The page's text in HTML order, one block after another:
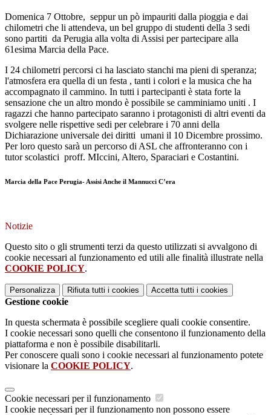
Domenica 7 Ottobre, seppur un pò impauriti dalla pioggia e dai
chilometri che li attendeva, un bel gruppo di studenti della 3 sedi
sono partiti da Perugia alla volta di Assisi per partecipare alla
61esima Marcia della Pace.
I 24 chilometri percorsi ci ha lasciato stanchi ma pieni di speranza;
l'atmosfera era quella di un festa , tanti i colori e la musica che ha
accompagnato il cammino. In tutti i partecipanti è stata forte la
sensazione che un altro mondo è possibile se camminiamo uniti . I
ragazzi che hanno partecipato saranno i protagonisti di altri eventi da
svolgere nelle rispettive sedi per celebrare i 70 anni della
Dichiarazione universale dei diritti umani il 10 Dicembre prossimo.
Per loro questo sarà un percorso di ASL che affronteranno con i
tutor scolastici proff. MIccini, Altero, Sparaciari e Costantini.
Marcia della Pace Perugia- Assisi Anche il Mannucci C’era
Notizie
Questo sito o gli strumenti terzi da questo utilizzati si avvalgono di
cookie necessari al funzionamento ed utili alle finalità illustrate nella
COOKIE POLICY.
Personalizza Rifiuta tutti i cookies Accetta tutti i cookies
Gestione cookie
In questa schermata è possibile scegliere quali cookie consentire.
I cookie necessari sono quelli che consentono il funzionamento della
piattaforma e non è possibile disabilitarli.
Per conoscere quali sono i cookie necessari al funzionamento potete
visionare la COOKIE POLICY.
Cookie necessari per il funzionamento
I cookie necessari per il funzionamento non possono essere